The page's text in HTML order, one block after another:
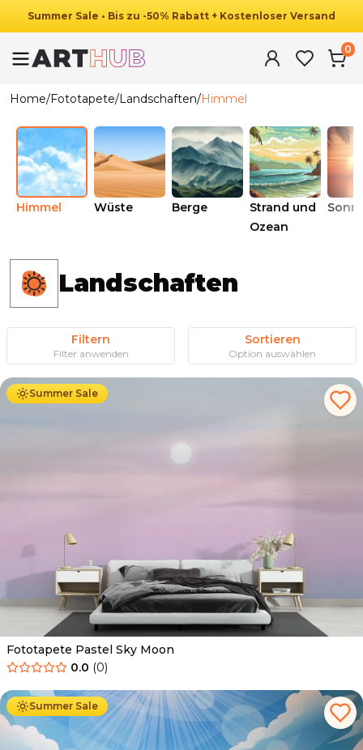
Summer Sale • Bis zu -50% Rabatt + Kostenloser Versand
0
Home/Fototapete/Landschaften/Himmel
Himmel Wüste Berge
Strand und
Ozean
Landschaften
Filtern
Filter anwenden
Sortieren
Option auswählen
Summer Sale
34.90 € 19.90 €
Fototapete Pastel Sky Moon
0.0 (0)
Summer Sale
Ab 34.90 € 19.90